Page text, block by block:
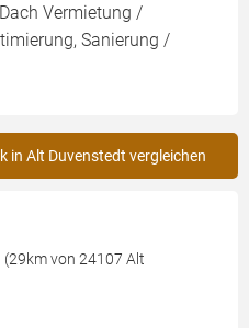
Vermietung /
Sanierung /
in Alt Duvenstedt vergleichen
von 24107 Alt